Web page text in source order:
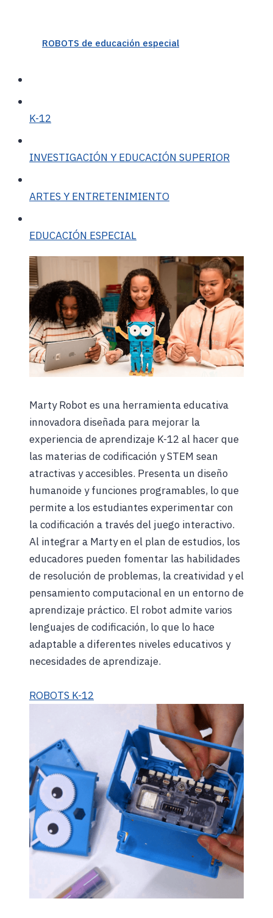
ROBOTS de educación especial
K-12
INVESTIGACIÓN Y EDUCACIÓN SUPERIOR
ARTES Y ENTRETENIMIENTO
EDUCACIÓN ESPECIAL
Marty Robot es una herramienta educativa
innovadora diseñada para mejorar la
experiencia de aprendizaje K-12 al hacer que
las materias de codificación y STEM sean
atractivas y accesibles. Presenta un diseño
humanoide y funciones programables, lo que
permite a los estudiantes experimentar con
la codificación a través del juego interactivo.
Al integrar a Marty en el plan de estudios, los
educadores pueden fomentar las habilidades
de resolución de problemas, la creatividad y el
pensamiento computacional en un entorno de
aprendizaje práctico. El robot admite varios
lenguajes de codificación, lo que lo hace
adaptable a diferentes niveles educativos y
necesidades de aprendizaje.
ROBOTS K-12